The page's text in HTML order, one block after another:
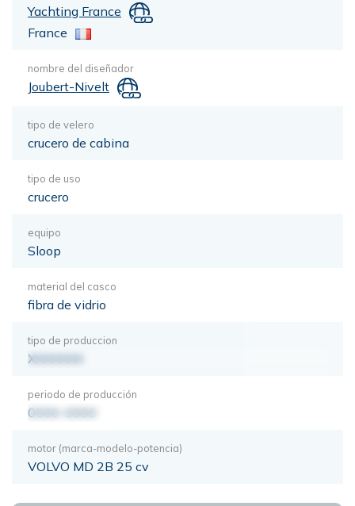
Yachting France
France
nombre del diseñador
Joubert-Nivelt
tipo de velero
crucero de cabina
tipo de uso
crucero
equipo
Sloop
material del casco
fibra de vidrio
tipo de produccion
XXXXXXX
periodo de producción
0000-0000
motor (marca-modelo-potencia)
VOLVO MD 2B 25 cv